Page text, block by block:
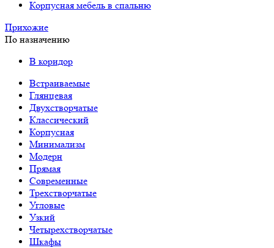
Корпусная мебель в спальню
Прихожие
По назначению
В коридор
Встраиваемые
Глянцевая
Двухстворчатые
Классический
Корпусная
Минимализм
Модерн
Прямая
Современные
Трехстворчатые
Угловые
Узкий
Четырехстворчатые
Шкафы